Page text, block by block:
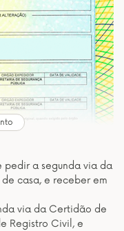
a segunda via da
casa, e receber em
via da Certidão de
Registro Civil, e